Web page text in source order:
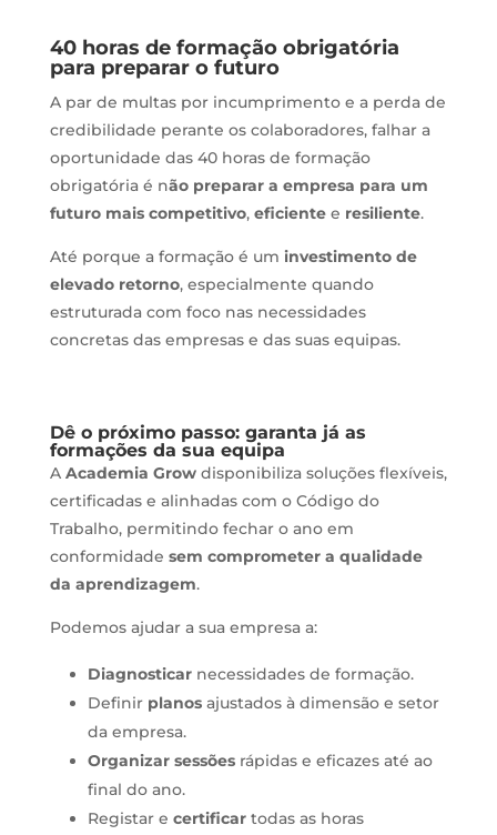
40 horas de formação obrigatória
para preparar o futuro
A par de multas por incumprimento e a perda de
credibilidade perante os colaboradores, falhar a
oportunidade das 40 horas de formação
obrigatória é não preparar a empresa para um
futuro mais competitivo, eficientee resiliente.
Até porque a formação é um investimento de
elevado retorno, especialmente quando
estruturada com foco nas necessidades
concretas das empresas e das suas equipas.
Dê o próximo passo: garanta já as
formações da sua equipa
A Academia Growdisponibiliza soluções flexíveis,
certificadas e alinhadas com o Código do
Trabalho, permitindo fechar o ano em
conformidade sem comprometer a qualidade
da aprendizagem.
Podemos ajudar a sua empresa a:
Diagnosticarnecessidades de formação.
Definir planosajustados à dimensão e setor
da empresa.
Organizar sessõesrápidas e eficazes até ao
final do ano.
Registar e certificartodas as horas